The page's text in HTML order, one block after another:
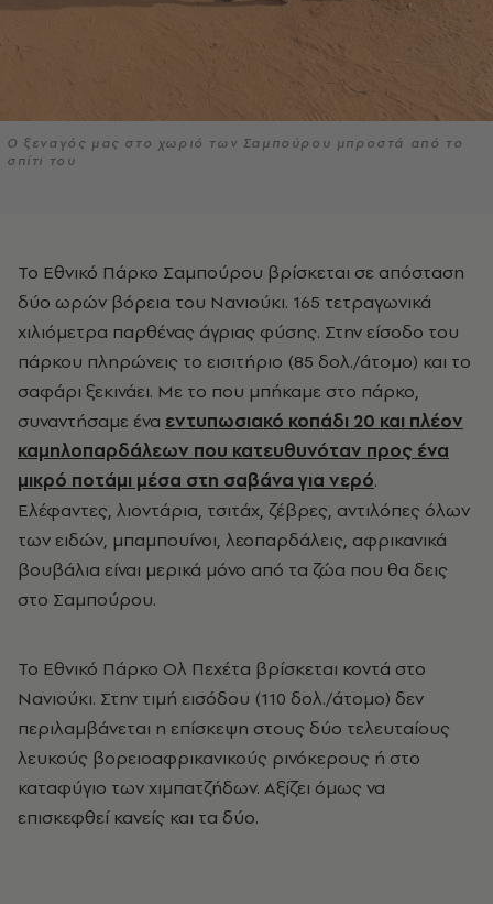
Ο ξεναγός μας στο χωριό των Σαμπούρου μπροστά από το
σπίτι του
Το Εθνικό Πάρκο Σαμπούρου βρίσκεται σε απόσταση
δύο ωρών βόρεια του Νανιούκι. 165 τετραγωνικά
χιλιόμετρα παρθένας άγριας φύσης. Στην είσοδο του
πάρκου πληρώνεις το εισιτήριο (85 δολ./άτομο) και το
σαφάρι ξεκινάει. Με το που μπήκαμε στο πάρκο,
συναντήσαμε ένα εντυπωσιακό κοπάδι 20 και πλέον
καμηλοπαρδάλεων που κατευθυνόταν προς ένα
μικρό ποτάμι μέσα στη σαβάνα για νερό.
Ελέφαντες, λιοντάρια, τσιτάχ, ζέβρες, αντιλόπες όλων
των ειδών, μπαμπουίνοι, λεοπαρδάλεις, αφρικανικά
βουβάλια είναι μερικά μόνο από τα ζώα που θα δεις
στο Σαμπούρου.
Το Εθνικό Πάρκο Ολ Πεχέτα βρίσκεται κοντά στο
Νανιούκι. Στην τιμή εισόδου (110 δολ./άτομο) δεν
περιλαμβάνεται η επίσκεψη στους δύο τελευταίους
λευκούς βορειοαφρικανικούς ρινόκερους ή στο
καταφύγιο των χιμπατζήδων. Αξίζει όμως να
επισκεφθεί κανείς και τα δύο.